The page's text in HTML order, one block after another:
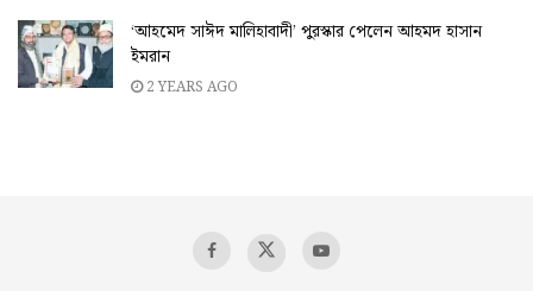
‘আহমেদ সাঈদ মালিহাবাদী’ পুরস্কার পেলেন আহমদ হাসান
ইমরান
2 YEARS AGO